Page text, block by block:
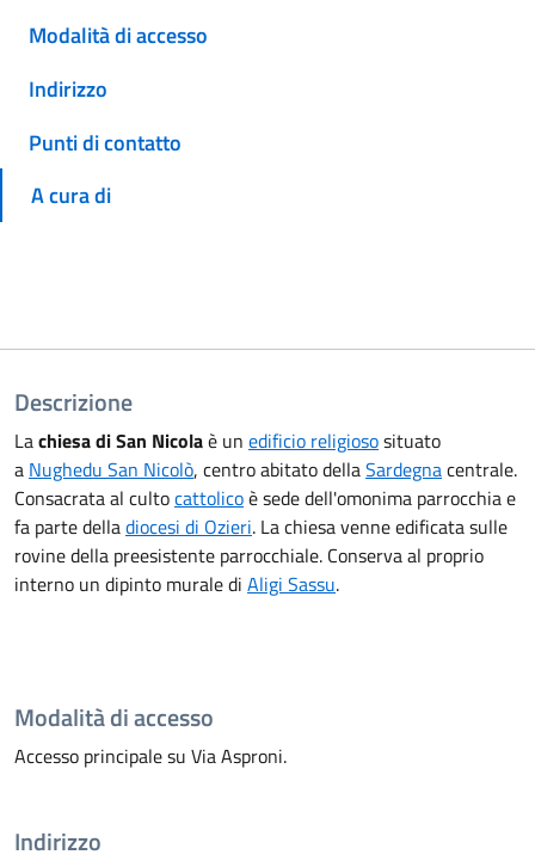
Modalità di accesso
Indirizzo
Punti di contatto
A cura di
Descrizione
Lachiesa di San Nicolaè un edificio religiososituato
a Nughedu San Nicolò, centro abitato dellaSardegnacentrale.
Consacrata al cultocattolicoè sede dell'omonima parrocchia e
fa parte delladiocesi di Ozieri. La chiesa venne edificata sulle
rovine della preesistente parrocchiale. Conserva al proprio
interno un dipinto murale di Aligi Sassu.
Modalità di accesso
Accesso principale su Via Asproni.
Indirizzo